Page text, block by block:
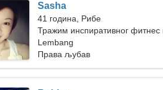
Sasha
41 година, Рибе
Тражим инспиративног фитнес
Lembang
Права љубав